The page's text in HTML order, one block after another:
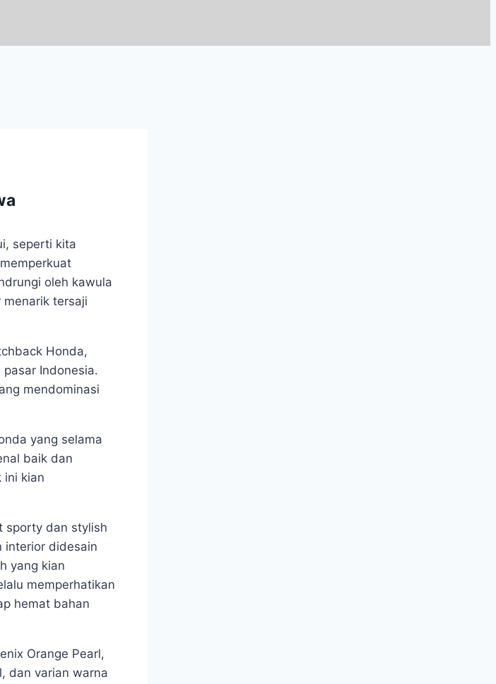
seperti kita
oleh kawula
tersaji
Honda,
Indonesia.
mendominasi
yang selama
baik dan
ini kian
sporty dan stylish
interior didesain
yang kian
memperhatikan
hemat bahan
Orange Pearl,
dan varian warna